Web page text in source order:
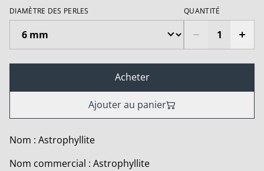
DIAMÈTRE DES PERLES QUANTITÉ
Acheter
Ajouter au panier
Nom : Astrophyllite
Nom commercial : Astrophyllite